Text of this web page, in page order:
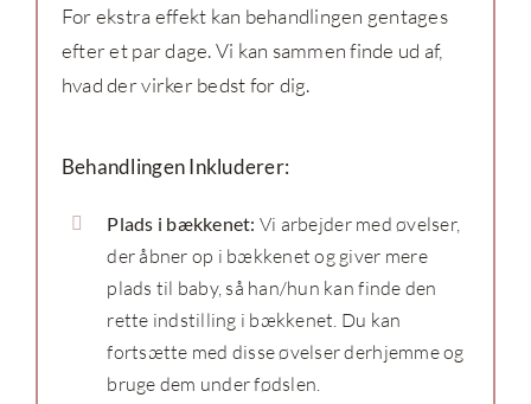
For ekstra effekt kan behandlingen gentages
efter et par dage. Vi kan sammen finde ud af,
hvad der virker bedst for dig.
Behandlingen Inkluderer:
Plads i bækkenet: Vi arbejder med øvelser,
der åbner op i bækkenet og giver mere
plads til baby, så han/hun kan finde den
rette indstilling i bækkenet. Du kan
fortsætte med disse øvelser derhjemme og
bruge dem under fødslen.